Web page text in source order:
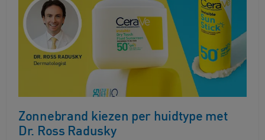
Zonnebrand kiezen per huidtype met
Dr. Ross Radusky